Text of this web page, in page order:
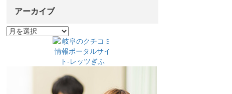
アーカイブ
ア